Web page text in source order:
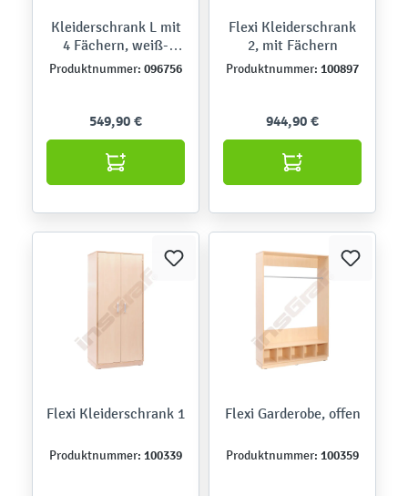
Kleiderschrank L mit
4 Fächern, weiß-
graue Türen
Produktnummer: 096756
549,90 €
Flexi Kleiderschrank
2, mit Fächern
Produktnummer: 100897
944,90 €
Flexi Kleiderschrank 1
Produktnummer: 100339
Flexi Garderobe, offen
Produktnummer: 100359